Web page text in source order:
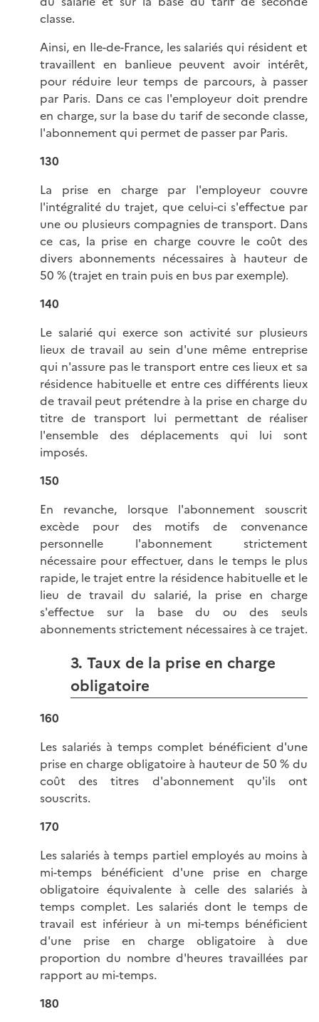
classe.
Ainsi, en Ile-de-France, les salariés qui résident et
travaillent en banlieue peuvent avoir intérêt,
pour réduire leur temps de parcours, à passer
par Paris. Dans ce cas l'employeur doit prendre
en charge, sur la base du tarif de seconde classe,
l'abonnement qui permet de passer par Paris.
130
La prise en charge par l'employeur couvre
l'intégralité du trajet, que celui-ci s'effectue par
une ou plusieurs compagnies de transport. Dans
ce cas, la prise en charge couvre le coût des
divers abonnements nécessaires à hauteur de
50 % (trajet en train puis en bus par exemple).
140
Le salarié qui exerce son activité sur plusieurs
lieux de travail au sein d'une même entreprise
qui n'assure pas le transport entre ces lieux et sa
résidence habituelle et entre ces différents lieux
de travail peut prétendre à la prise en charge du
titre de transport lui permettant de réaliser
l'ensemble des déplacements qui lui sont
imposés.
150
En revanche, lorsque l'abonnement souscrit
excède pour des motifs de convenance
personnelle l'abonnement strictement
nécessaire pour effectuer, dans le temps le plus
rapide, le trajet entre la résidence habituelle et le
lieu de travail du salarié, la prise en charge
s'effectue sur la base du ou des seuls
abonnements strictement nécessaires à ce trajet.
3. Taux de la prise en charge
obligatoire
160
Les salariés à temps complet bénéficient d'une
prise en charge obligatoire à hauteur de 50 % du
coût des titres d'abonnement qu'ils ont
souscrits.
170
Les salariés à temps partiel employés au moins à
mi-temps bénéficient d'une prise en charge
obligatoire équivalente à celle des salariés à
temps complet. Les salariés dont le temps de
travail est inférieur à un mi-temps bénéficient
d'une prise en charge obligatoire à due
proportion du nombre d'heures travaillées par
rapport au mi-temps.
180